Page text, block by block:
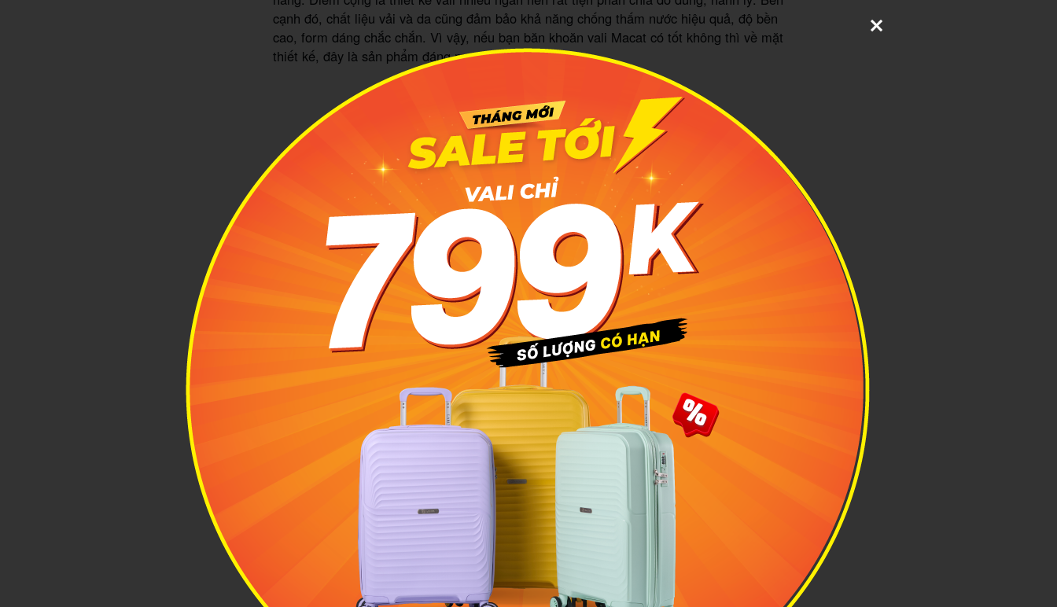
cạnh đó, chất liệu vải và da cũng đảm bảo khả năng chống thấm nước hiệu quả, độ bền
cao, form dáng chắc chắn. Vì vậy, nếu bạn băn khoăn vali Macat có tốt không thì về mặt
thiết kế, đây là sản phẩm đáng mua.
Những dòng vali Macat ghi điểm ở kiểu dáng thanh lịch, đơn giản